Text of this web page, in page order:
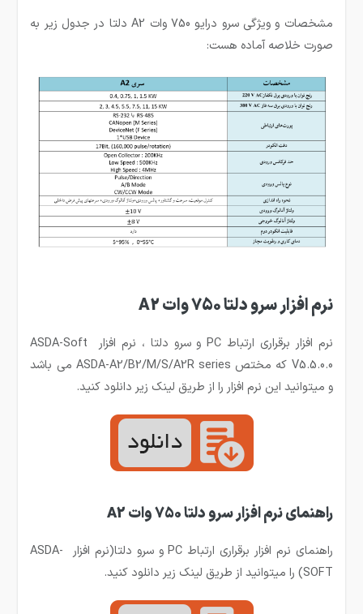
مشخصات و ویژگی سرو درایو 750 وات A2 دلتا در جدول زیر به
صورت خلاصه آماده هست:
نرم افزار سرو دلتا 750 وات A2
نرم افزار برقراری ارتباط PC و سرو دلتا ، نرم افزار ASDA-Soft
V5.5.0.0 که مختص ASDA-A2/B2/M/S/A2R series می باشد
و میتوانید این نرم افزار را از طریق لینک زیر دانلود کنید.
راهنمای نرم افزار سرو دلتا 750 وات A2
راهنمای نرم افزار برقراری ارتباط PC و سرو دلتا(نرم افزار ASDA-
SOFT) را میتوانید از طریق لینک زیر دانلود کنید.